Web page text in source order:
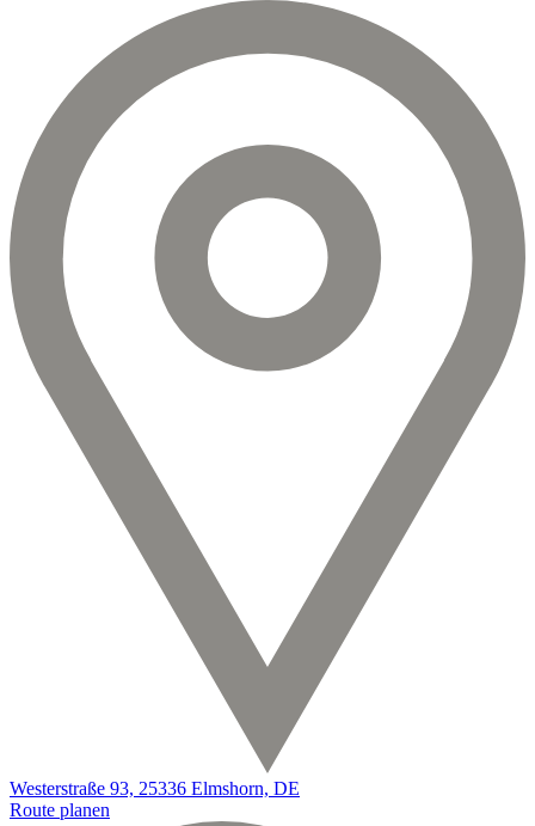
Westerstraße 93, 25336 Elmshorn, DE
Route planen